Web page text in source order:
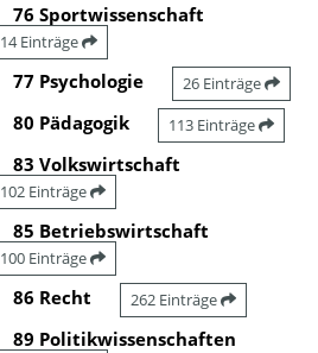
76 Sportwissenschaft
14 Einträge
77 Psychologie 26 Einträge
80 Pädagogik 113 Einträge
83 Volkswirtschaft
102 Einträge
85 Betriebswirtschaft
100 Einträge
86 Recht 262 Einträge
89 Politikwissenschaften